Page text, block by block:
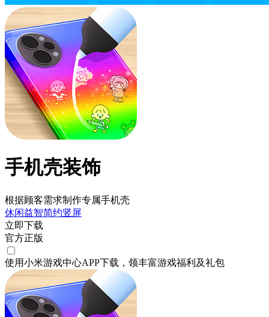
手机壳装饰
根据顾客需求制作专属手机壳
休闲益智简约竖屏
立即下载
官方正版
使用小米游戏中心APP下载 ，领丰富游戏福利 及礼包